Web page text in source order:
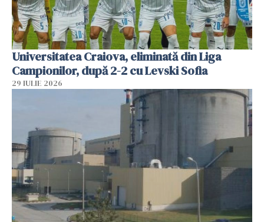
Universitatea Craiova, eliminată din Liga
Campionilor, după 2-2 cu Levski Sofia
29 IULIE 2026